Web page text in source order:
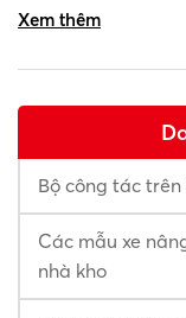
Xem thêm
Bộ công tác trên
Các mẫu xe
nhà kho